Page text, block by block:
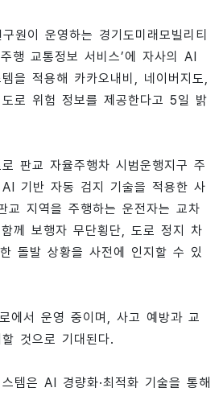
원이 운영하는 경기도미래모빌리티
행 교통정보 서비스’에 자사의 AI
을 적용해 카카오내비, 네이버지도,
로 위험 정보를 제공한다고 5일 밝
판교 자율주행차 시범운행지구 주
기반 자동 검지 기술을 적용한 사
교 지역을 주행하는 운전자는 교차
께 보행자 무단횡단, 도로 정지 차
돌발 상황을 사전에 인지할 수 있
에서 운영 중이며, 사고 예방과 교
것으로 기대된다.
템은 AI 경량화·최적화 기술을 통해